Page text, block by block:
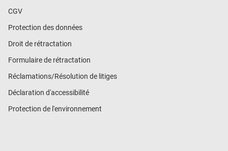
CGV
Protection des données
Droit de rétractation
Formulaire de rétractation
Réclamations/Résolution de litiges
Déclaration d'accessibilité
Protection de l'environnement